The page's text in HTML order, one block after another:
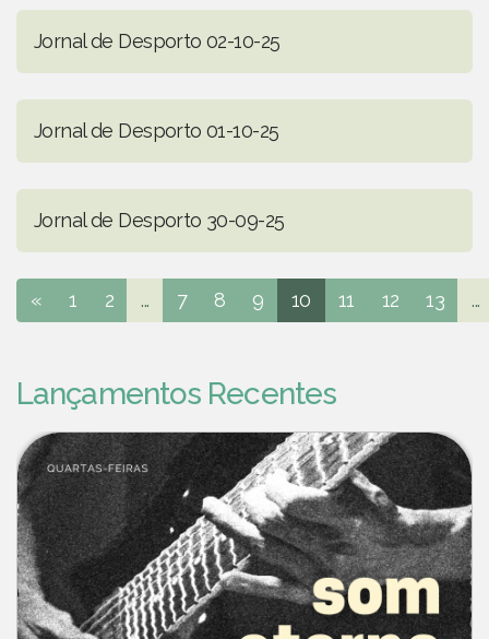
Jornal de Desporto 02-10-25
Jornal de Desporto 01-10-25
Jornal de Desporto 30-09-25
« 1 2 ... 7 8 9 10 11 12 13 ...
Lançamentos Recentes